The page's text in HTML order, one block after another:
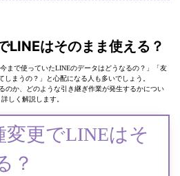
LINEはそのまま使える？
まで使っていたLINEのデータはどうなるの？」「友
まうの？」と心配になる人も多いでしょう。
のか、どのような引き継ぎ作業が発生するかについ
しく解説します。
変更でLINEはそ
？